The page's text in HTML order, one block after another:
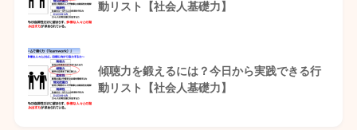
動リスト【社会人基礎力】
傾聴力を鍛えるには？今日から実践できる行
動リスト【社会人基礎力】